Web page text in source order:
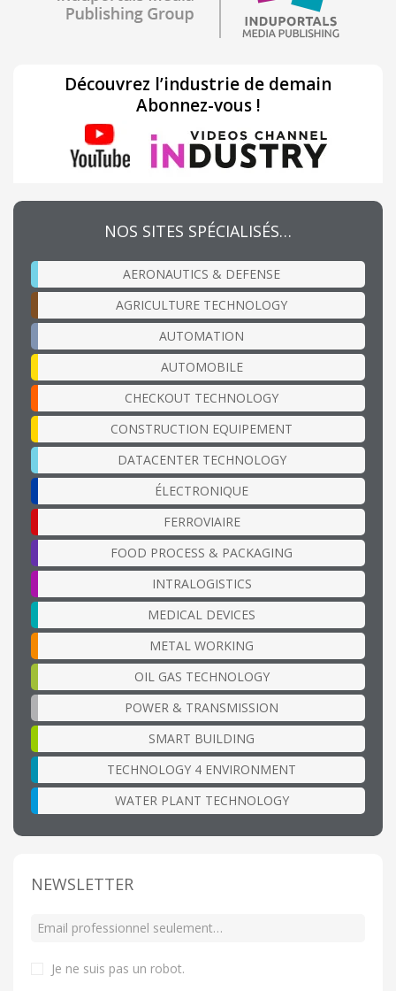
Découvrez l’industrie de demain
Abonnez-vous !
NOS SITES SPÉCIALISÉS…
AERONAUTICS & DEFENSE
AGRICULTURE TECHNOLOGY
AUTOMATION
AUTOMOBILE
CHECKOUT TECHNOLOGY
CONSTRUCTION EQUIPEMENT
DATACENTER TECHNOLOGY
ÉLECTRONIQUE
FERROVIAIRE
FOOD PROCESS & PACKAGING
INTRALOGISTICS
MEDICAL DEVICES
METAL WORKING
OIL GAS TECHNOLOGY
POWER & TRANSMISSION
SMART BUILDING
TECHNOLOGY 4 ENVIRONMENT
WATER PLANT TECHNOLOGY
NEWSLETTER
Je ne suis pas un robot.